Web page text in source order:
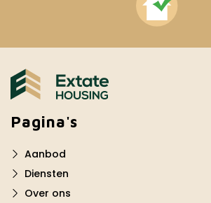
Pagina's
Aanbod
Diensten
Over ons